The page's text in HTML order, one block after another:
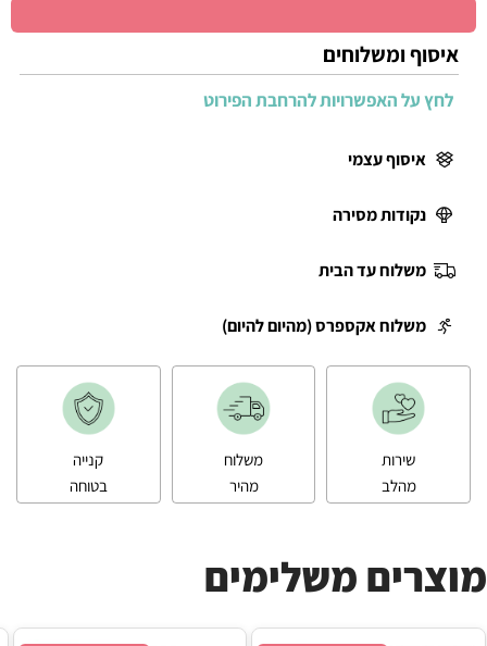
איסוף ומשלוחים
לחץ על האפשרויות להרחבת הפירוט
איסוף עצמי
נקודות מסירה
משלוח עד הבית
משלוח אקספרס (מהיום להיום)
שירות
מהלב
משלוח
מהיר
קנייה
בטוחה
מוצרים משלימים